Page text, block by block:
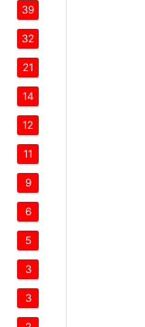
39
32
21
14
12
11
9
6
5
3
3